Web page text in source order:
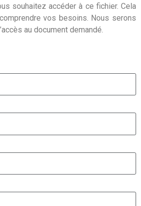
souhaitez accéder à ce fichier. Cela
vos besoins. Nous serons
au document demandé.